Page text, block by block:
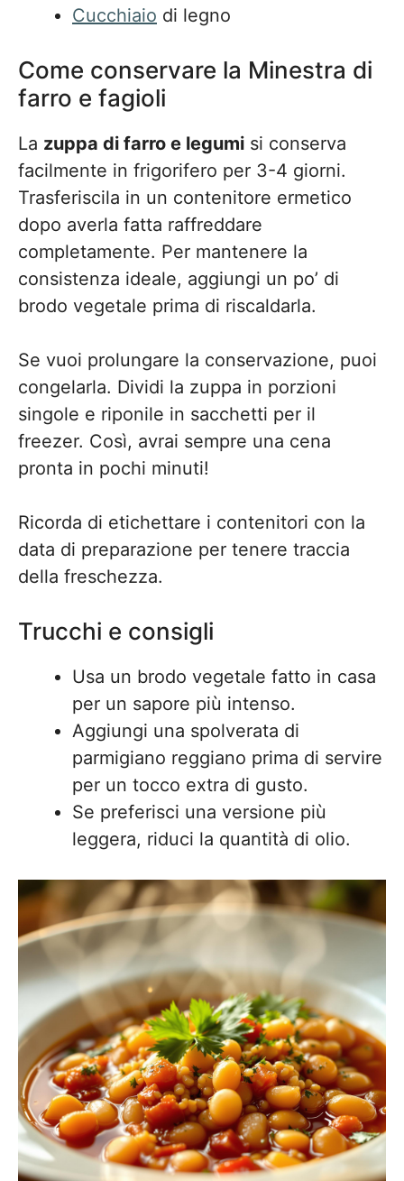
Cucchiaio di legno
Come conservare la Minestra di
farro e fagioli
La zuppa di farro e legumi si conserva
facilmente in frigorifero per 3-4 giorni.
Trasferiscila in un contenitore ermetico
dopo averla fatta raffreddare
completamente. Per mantenere la
consistenza ideale, aggiungi un po’ di
brodo vegetale prima di riscaldarla.
Se vuoi prolungare la conservazione, puoi
congelarla. Dividi la zuppa in porzioni
singole e riponile in sacchetti per il
freezer. Così, avrai sempre una cena
pronta in pochi minuti!
Ricorda di etichettare i contenitori con la
data di preparazione per tenere traccia
della freschezza.
Trucchi e consigli
Usa un brodo vegetale fatto in casa
per un sapore più intenso.
Aggiungi una spolverata di
parmigiano reggiano prima di servire
per un tocco extra di gusto.
Se preferisci una versione più
leggera, riduci la quantità di olio.